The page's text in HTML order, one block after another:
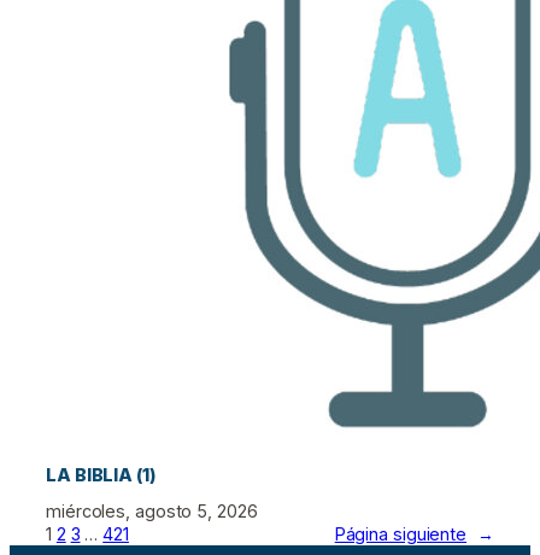
LA BIBLIA (1)
miércoles, agosto 5, 2026
1 2 3 … 421 Página siguiente →